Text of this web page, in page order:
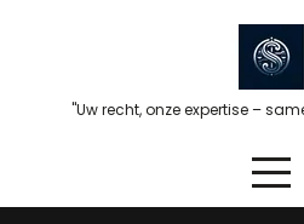
"Uw recht, onze expertise –